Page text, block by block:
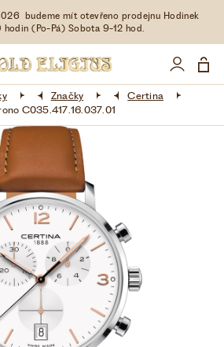
budeme mít otevřeno prodejnu Hodinek
hodin (Po-Pá) Sobota 9-12 hod.
Značky
Certina
C035.417.16.037.01